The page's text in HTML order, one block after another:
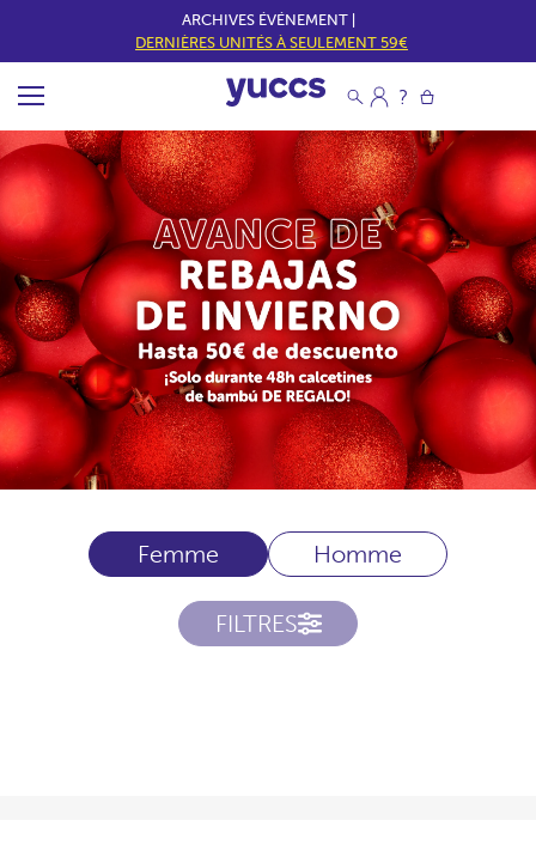
ARCHIVES ÉVÉNEMENT |
DERNIÈRES UNITÉS À SEULEMENT 59€
Femme Homme
FILTRES